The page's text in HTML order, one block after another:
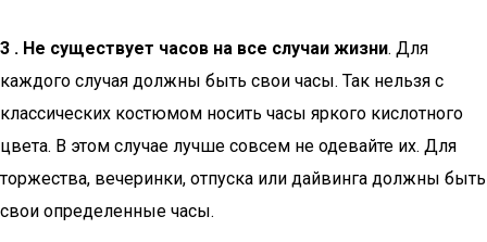
3 . Не существует часов на все случаи жизни. Для
каждого случая должны быть свои часы. Так нельзя с
классических костюмом носить часы яркого кислотного
цвета. В этом случае лучше совсем не одевайте их. Для
торжества, вечеринки, отпуска или дайвинга должны быть
свои определенные часы.